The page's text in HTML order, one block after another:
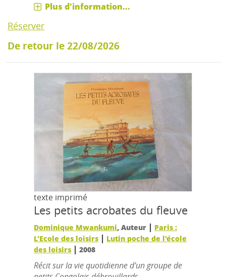
Plus d'information...
Réserver
De retour le 22/08/2026
texte imprimé
Les petits acrobates du fleuve
Dominique Mwankumi, Auteur | Paris :
L'Ecole des loisirs | Lutin poche de l'école
des loisirs |2008
Récit sur la vie quotidienne d'un groupe de